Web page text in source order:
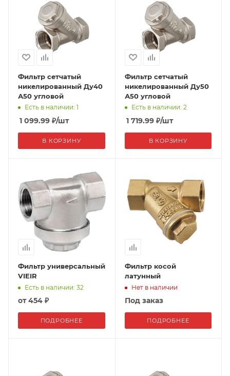
Фильтр сетчатый
никелированный Ду40
А50 угловой
Есть в наличии: 1
1 099.99 ₽/шт
В КОРЗИНУ
Фильтр сетчатый
никелированный Ду50
А50 угловой
Есть в наличии: 2
1 719.99₽/шт
В КОРЗИНУ
Фильтр универсальный
VIEIR
Есть в наличии: 32
от454 ₽
ПОДРОБНЕЕ
Фильтр косой
латунный
Нет в наличии
Под заказ
ПОДРОБНЕЕ